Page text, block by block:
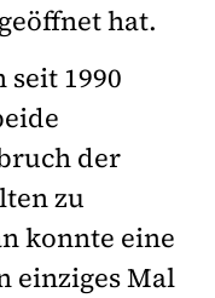
hat.
1990
der
zu
konnte eine
einziges Mal